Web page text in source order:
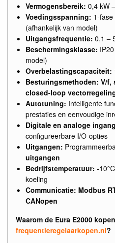
Vermogensbereik: 0,4 kW
Voedingsspanning: 1-
(afhankelijk van model)
Uitgangsfrequentie: 0,1 –
Beschermingsklasse:
model)
Overbelastingscapaciteit:
Besturingsmethoden: V/f,
closed-loop
Autotuning: Intelligente
prestaties en eenvoudige
Digitale en analoge
configureerbare I/O-opties
Uitgangen:
uitgangen
Bedrijfstemperatuur: -
koeling
Communicatie: Modbus
CANopen
Waarom de Eura E2000
frequentieregelaarkopen.nl?